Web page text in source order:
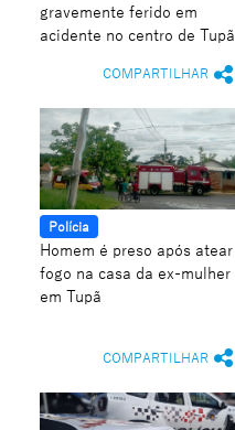
gravemente ferido em
acidente no centro de Tupã
COMPARTILHAR
Polícia
Homem é preso após atear
fogo na casa da ex-mulher
em Tupã
COMPARTILHAR